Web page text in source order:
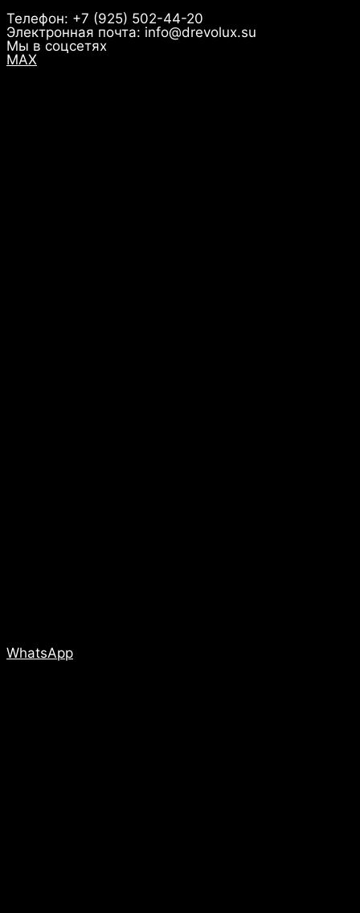
Телефон: +7 (925) 502-44-20
Электронная почта: info@drevolux.su
Мы в соцсетях
MAX
WhatsApp